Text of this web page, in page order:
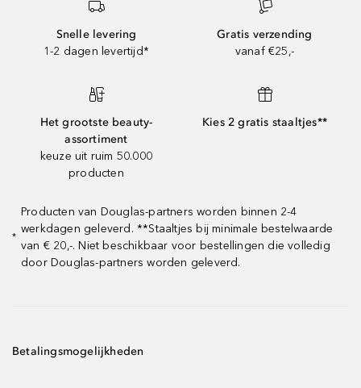
Snelle levering
1-2 dagen levertijd*
Gratis verzending
vanaf €25,-
Het grootste beauty-
assortiment
keuze uit ruim 50.000
producten
Kies 2 gratis staaltjes**
*
Producten van Douglas-partners worden binnen 2-4
werkdagen geleverd. **Staaltjes bij minimale bestelwaarde
van € 20,-. Niet beschikbaar voor bestellingen die volledig
door Douglas-partners worden geleverd.
Betalingsmogelijkheden